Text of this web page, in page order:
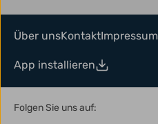
Über unsKontaktImpressum
App installieren
Folgen Sie uns auf: